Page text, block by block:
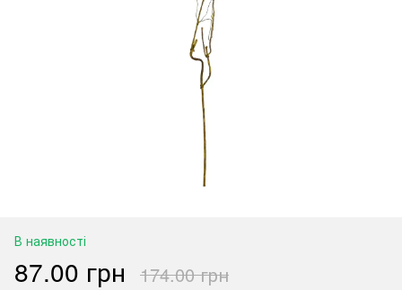
В наявності
87.00 грн 174.00 грн